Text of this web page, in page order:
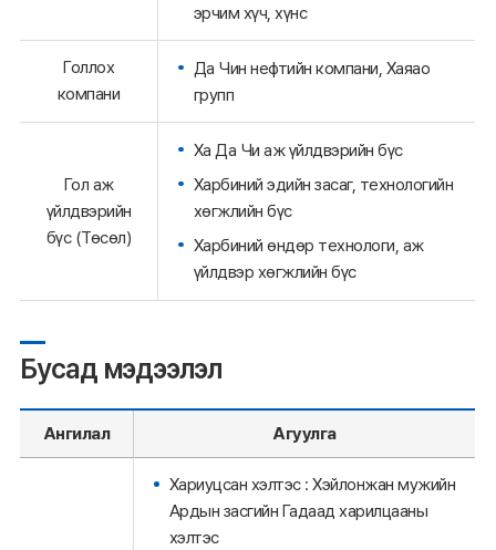
эрчим хүч, хүнс
Голлох
компани
Да Чин нефтийн компани, Хаяао
групп
Гол аж
үйлдвэрийн
бүс (Төсөл)
Ха Да Чи аж үйлдвэрийн бүс
Харбиний эдийн засаг, технологийн
хөгжлийн бүс
Харбиний өндөр технологи, аж
үйлдвэр хөгжлийн бүс
Бусад мэдээлэл
Ангилал Агуулга
Хариуцсан хэлтэс : Хэйлонжан мужийн
Ардын засгийн Гадаад харилцааны
хэлтэс